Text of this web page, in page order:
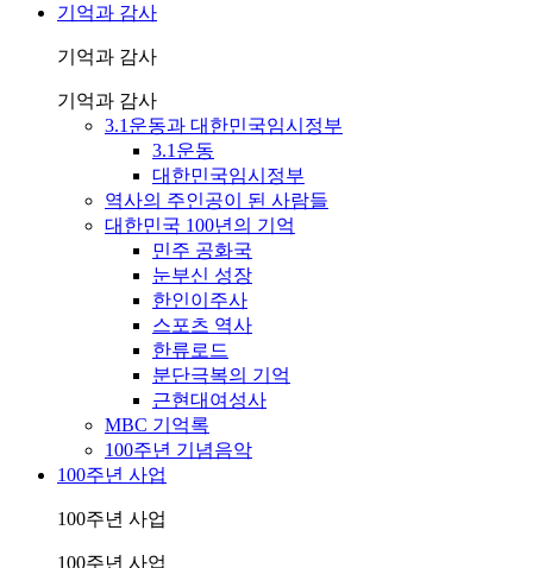
기억과 감사
기억과 감사
기억과 감사
3.1운동과 대한민국임시정부
3.1운동
대한민국임시정부
역사의 주인공이 된 사람들
대한민국 100년의 기억
민주 공화국
눈부신 성장
한인이주사
스포츠 역사
한류로드
분단극복의 기억
근현대여성사
MBC 기억록
100주년 기념음악
100주년 사업
100주년 사업
100주년 사업